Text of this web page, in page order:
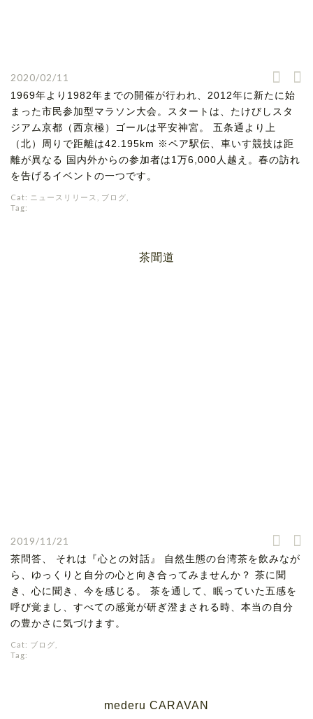
2020/02/11
1969年より1982年までの開催が行われ、2012年に新たに始
まった市民参加型マラソン大会。スタートは、たけびしスタ
ジアム京都（西京極）ゴールは平安神宮。 五条通より上
（北）周りで距離は42.195km ※ペア駅伝、車いす競技は距
離が異なる 国内外からの参加者は1万6,000人越え。春の訪れ
を告げるイベントの一つです。
Cat: ニュースリリース ブログ
Tag:
茶聞道
2019/11/21
茶問答、 それは『心との対話』 自然生態の台湾茶を飲みなが
ら、ゆっくりと自分の心と向き合ってみませんか？ 茶に聞
き、心に聞き、今を感じる。 茶を通して、眠っていた五感を
呼び覚まし、すべての感覚が研ぎ澄まされる時、本当の自分
の豊かさに気づけます。
Cat: ブログ
Tag:
mederu CARAVAN